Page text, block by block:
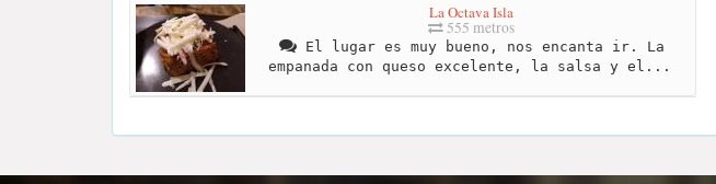
La Octava Isla
555 metros
El lugar es muy bueno, nos encanta ir. La
empanada con queso excelente, la salsa y el...